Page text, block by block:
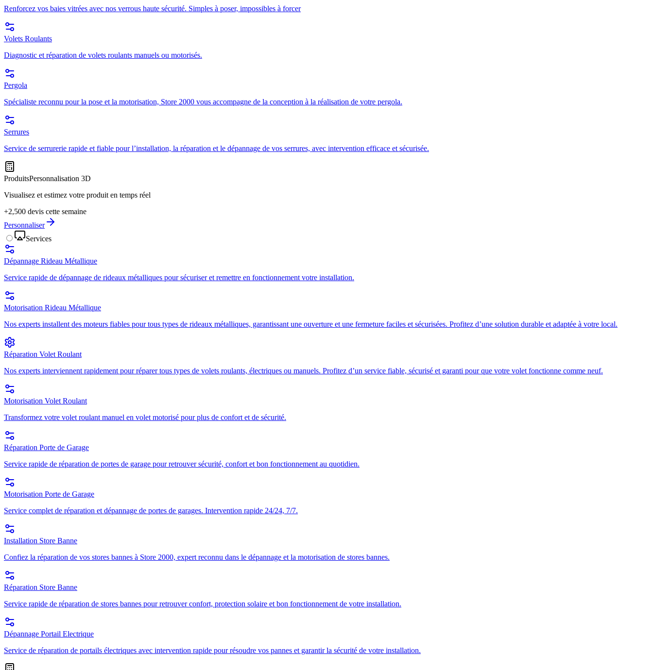
Renforcez vos baies vitrées avec nos verrous haute sécurité. Simples à poser, impossibles à forcer
Volets Roulants
Diagnostic et réparation de volets roulants manuels ou motorisés.
Pergola
Spécialiste reconnu pour la pose et la motorisation, Store 2000 vous accompagne de la conception à la réalisation de votre pergola.
Serrures
Service de serrurerie rapide et fiable pour l’installation, la réparation et le dépannage de vos serrures, avec intervention efficace et sécurisée.
ProduitsPersonnalisation 3D
Visualisez et estimez votre produit en temps réel
+2,500 devis cette semaine
Personnaliser
Services
Dépannage Rideau Métallique
Service rapide de dépannage de rideaux métalliques pour sécuriser et remettre en fonctionnement votre installation.
Motorisation Rideau Métallique
Nos experts installent des moteurs fiables pour tous types de rideaux métalliques, garantissant une ouverture et une fermeture faciles et sécurisées. Profitez d’une solution durable et adaptée à votre local.
Réparation Volet Roulant
Nos experts interviennent rapidement pour réparer tous types de volets roulants, électriques ou manuels. Profitez d’un service fiable, sécurisé et garanti pour que votre volet fonctionne comme neuf.
Motorisation Volet Roulant
Transformez votre volet roulant manuel en volet motorisé pour plus de confort et de sécurité.
Réparation Porte de Garage
Service rapide de réparation de portes de garage pour retrouver sécurité, confort et bon fonctionnement au quotidien.
Motorisation Porte de Garage
Service complet de réparation et dépannage de portes de garages. Intervention rapide 24/24, 7/7.
Installation Store Banne
Confiez la réparation de vos stores bannes à Store 2000, expert reconnu dans le dépannage et la motorisation de stores bannes.
Réparation Store Banne
Service rapide de réparation de stores bannes pour retrouver confort, protection solaire et bon fonctionnement de votre installation.
Dépannage Portail Electrique
Service de réparation de portails électriques avec intervention rapide pour résoudre vos pannes et garantir la sécurité de votre installation.